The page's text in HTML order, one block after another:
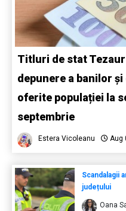
Titluri de stat
depunere a banilor
oferite populației la
septembrie
Estera Vicoleanu Aug
Scandalagii
județului
Oana